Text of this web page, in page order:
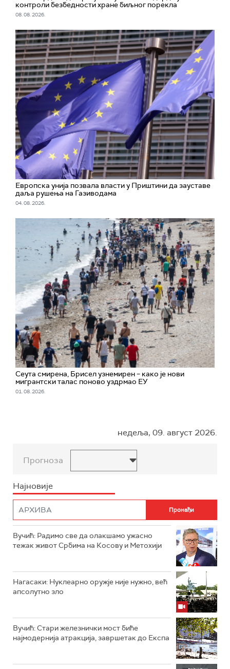
контроли безбедности хране биљног порекла
08. 08. 2026.
Европска унија позвала власти у Приштини да зауставе
даља рушења на Газиводама
04. 08. 2026.
Сеута смирена, Брисел узнемирен – како је нови
мигрантски талас поново уздрмао ЕУ
01. 08. 2026.
недеља, 09. август 2026.
Прогноза
Најновије
Вучић: Радимо све да олакшамо ужасно
тежак живот Србима на Косову и Метохији
Нагасаки: Нуклеарно оружје није нужно, већ
апсолутно зло
Вучић: Стари железнички мост биће
најмодернија атракција, завршетак до Експа